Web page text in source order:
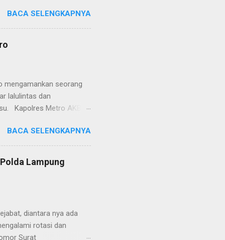
Kapolres Metro AKBP
memberikan
baik informasi
ketika telah
BACA SELENGKAPNYA
mengamankan seorang
lalulintas dan
Kapolres Metro AKBP
Taqwa, Jalan AH
Polres Metro
tepatnya di TL Taqwa
bongkar muat tepung
BACA SELENGKAPNYA
Lampung
diantara nya ada
rotasi dan
Surat